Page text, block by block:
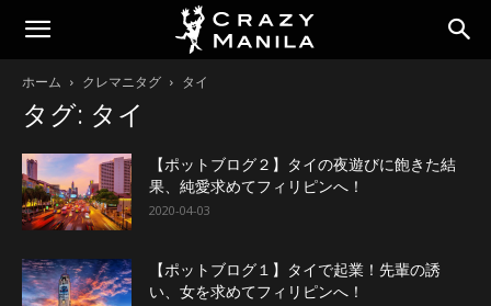
ホーム クレマニタグ タイ
タグ: タイ
【ポットブログ２】タイの夜遊びに飽きた結
果、純愛求めてフィリピンへ！
2020-04-03
【ポットブログ１】タイで起業！先輩の誘
い、女を求めてフィリピンへ！